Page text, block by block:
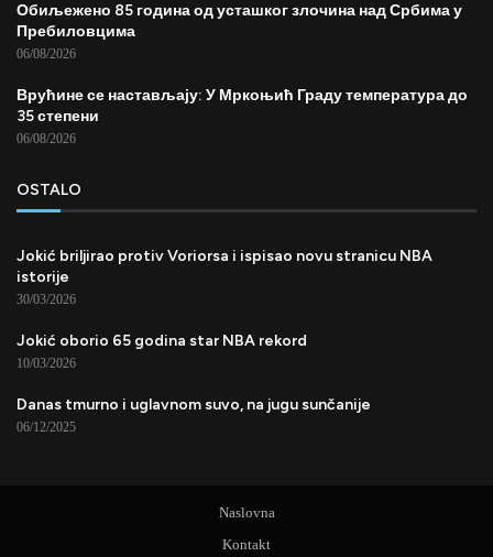
Обиљежено 85 година од усташког злочина над Србима у
Пребиловцима
06/08/2026
Врућине се настављају: У Мркоњић Граду температура до
35 степени
06/08/2026
OSTALO
Jokić briljirao protiv Voriorsa i ispisao novu stranicu NBA
istorije
30/03/2026
Jokić oborio 65 godina star NBA rekord
10/03/2026
Danas tmurno i uglavnom suvo, na jugu sunčanije
06/12/2025
Naslovna
Kontakt